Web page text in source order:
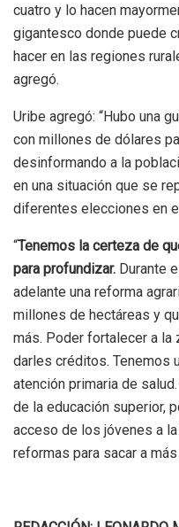
cuatro y lo hacen
gigantesco donde puede
hacer en las regiones
agregó.
Uribe agregó: “Hubo una
con millones de dólares
desinformando a la
en una situación que se
diferentes elecciones en
“Tenemos la certeza de
para profundizar. Durante
adelante una reforma
millones de hectáreas y
más. Poder fortalecer a la
darles créditos. Tenemos
atención primaria de
de la educación superior,
acceso de los jóvenes a
reformas para sacar a